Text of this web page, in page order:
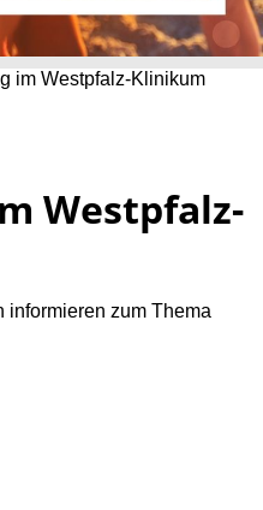
im Westpfalz-Klinikum
Westpfalz-
informieren zum Thema